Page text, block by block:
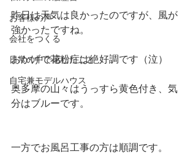
お客様の声
会社をつくる
日常の中で感じたこと
自宅兼モデルハウス
昨日は天気は良かったのですが、風が
強かったですね。
おかげで花粉症は絶好調です（泣）
奥多摩の山々はうっすら黄色付き、気
分はブルーです。
一方でお風呂工事の方は順調です。